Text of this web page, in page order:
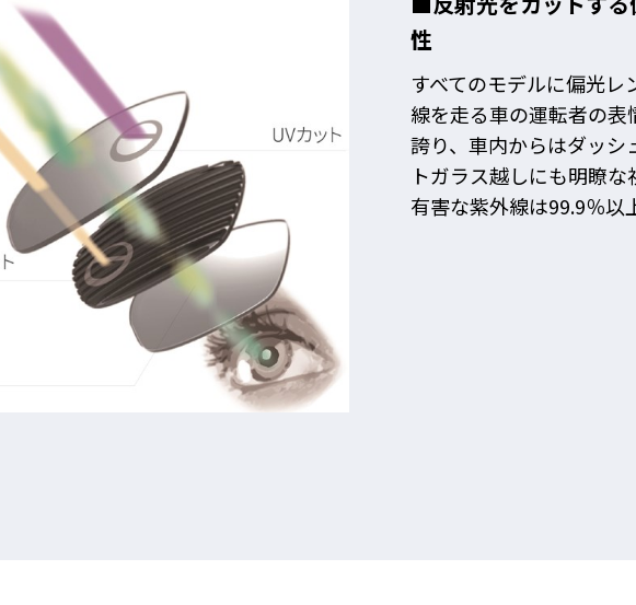
性
すべてのモデルに偏光
線を走る車の運転者の
誇り、車内からはダッ
トガラス越しにも明瞭
有害な紫外線は99.9％以